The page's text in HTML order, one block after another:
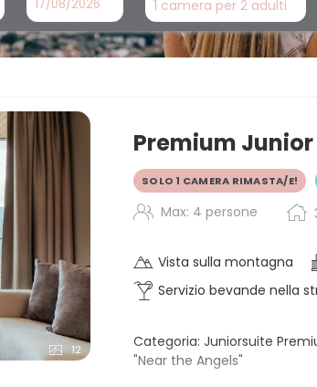
1 camera per 2 adulti
- Le nostre
12
Premium Junior
SOLO 1 CAMERA RIMASTA/E!
Max: 4 persone
Vista sulla montagna
Servizio bevande nella
Categoria: Juniorsuite
"Near the Angels"